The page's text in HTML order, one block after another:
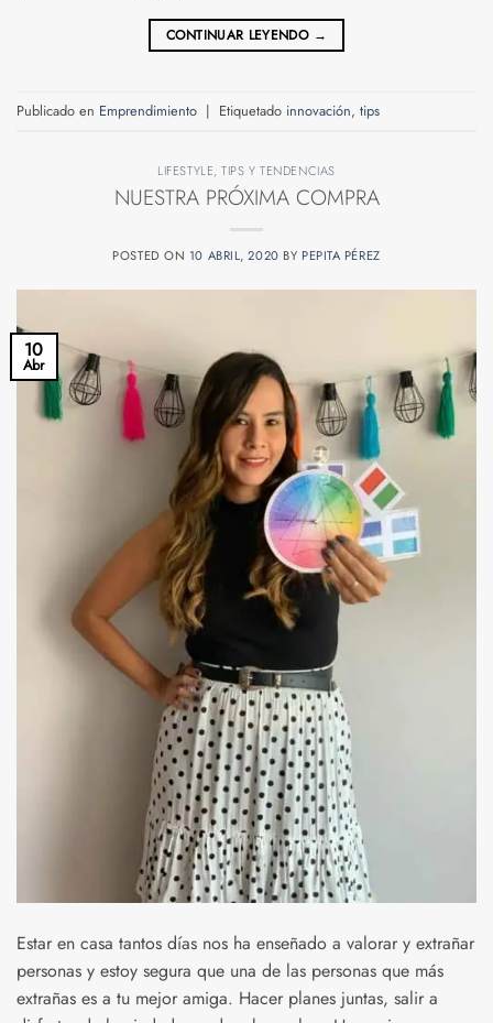
CONTINUAR LEYENDO →
Publicado en Emprendimiento | Etiquetado innovación, tips
LIFESTYLE,TIPS Y TENDENCIAS
NUESTRA PRÓXIMA COMPRA
POSTED ON 10 ABRIL, 2020 BY PEPITA PÉREZ
10
Abr
Estar en casa tantos días nos ha enseñado a valorar y extrañar
personas y estoy segura que una de las personas que más
extrañas es a tu mejor amiga. Hacer planes juntas, salir a